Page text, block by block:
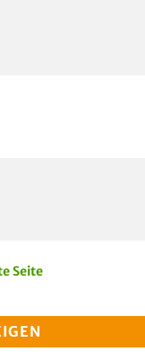
Seite